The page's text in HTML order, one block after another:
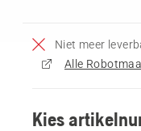
Niet meer
Alle
Kies